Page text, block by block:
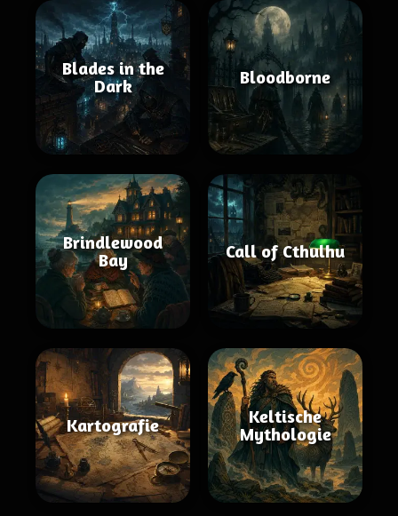
Blades in the
Dark
Bloodborne
Brindlewood
Bay
Call of Cthulhu
Kartografie
Keltische
Mythologie